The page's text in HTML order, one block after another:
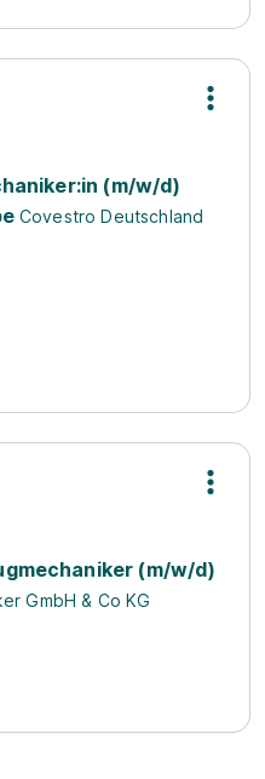
(m/w/d)
Covestro Deutschland
(m/w/d)
GmbH & Co KG